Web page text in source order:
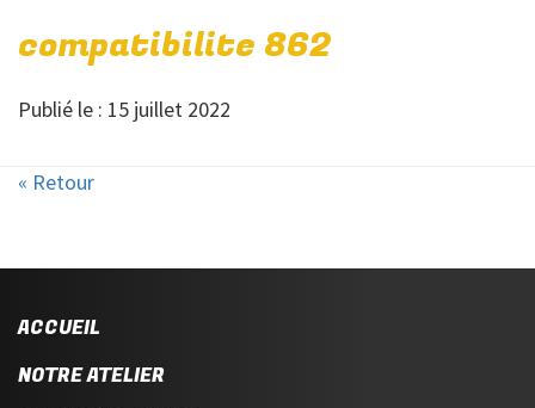
compatibilite 862
Publié le : 15 juillet 2022
« Retour
ACCUEIL
NOTRE ATELIER